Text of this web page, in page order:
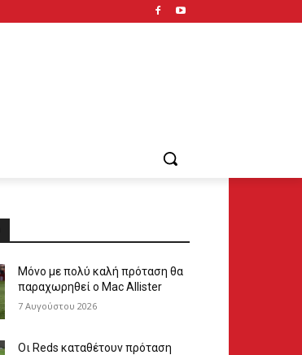
Μόνο με πολύ καλή πρόταση θα
παραχωρηθεί ο Mac Allister
7 Αυγούστου 2026
Οι Reds καταθέτουν πρόταση